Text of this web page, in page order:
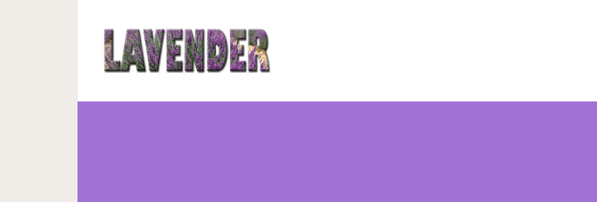
10 лучших фильмов про инопланетян,